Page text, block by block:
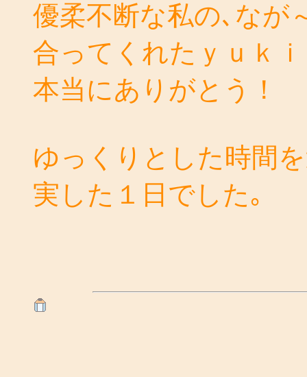
優柔不断な私の､なが
合ってくれたｙｕｋ
本当にありがとう！
ゆっくりとした時間
実した１日でした｡